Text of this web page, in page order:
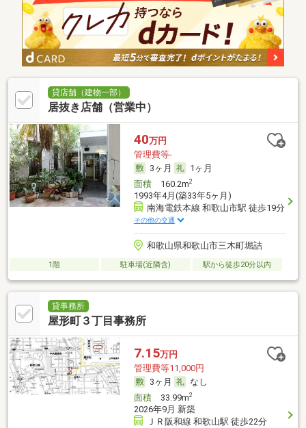
貸店舗（建物一部）
居抜き店舗（営業中）
40万円
管理費等-
3ヶ月
1ヶ月
面積160.2m2
1993年4月(築33年5ヶ月)
南海電鉄本線 和歌山市駅 徒歩19分
その他の交通
和歌山県和歌山市三木町堀詰
1階 駐車場(近隣含) 駅から徒歩20分以内
貸事務所
屋形町３丁目事務所
7.15万円
管理費等11,000円
3ヶ月
なし
面積33.99m2
2026年9月 新築
ＪＲ阪和線 和歌山駅 徒歩22分